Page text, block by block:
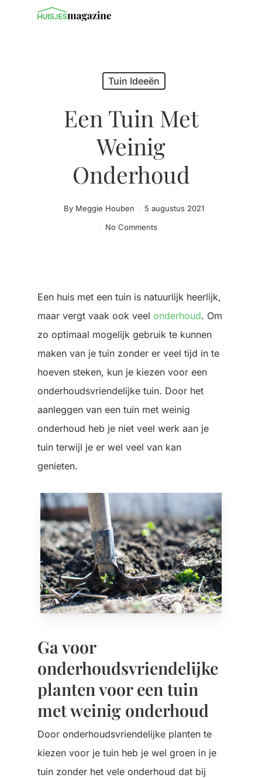
Tuin Ideeën
Een Tuin Met
Weinig
Onderhoud
By Meggie Houben
5 augustus 2021
No Comments
Een huis met een tuin is natuurlijk heerlijk,
maar vergt vaak ook veelonderhoud. Om
zo optimaal mogelijk gebruik te kunnen
maken van je tuin zonder er veel tijd in te
hoeven steken, kun je kiezen voor een
onderhoudsvriendelijke tuin. Door het
aanleggen van een tuin met weinig
onderhoud heb je niet veel werk aan je
tuin terwijl je er wel veel van kan
genieten.
Ga voor
onderhoudsvriendelijke
planten voor een tuin
met weinig onderhoud
Door onderhoudsvriendelijke planten te
kiezen voor je tuin heb je wel groen in je
tuin zonder het vele onderhoud dat bij